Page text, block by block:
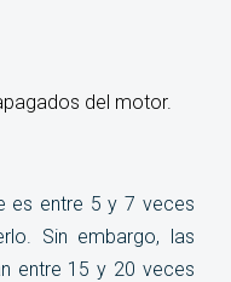
del motor.
es entre 5 y 7 veces
Sin embargo, las
entre 15 y 20 veces